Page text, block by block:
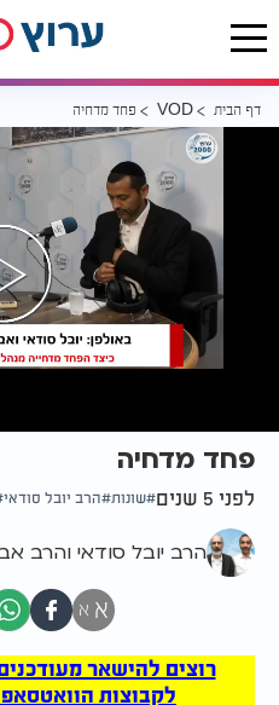
דף הבית VOD פחד מדחיה
פחד מדחיה
לפני 5 שנים שונות הרב יובל סודאי
הרב יובל סודאי והרב
א א
רוצים להישאר
לקבוצות הוואטסאפ של